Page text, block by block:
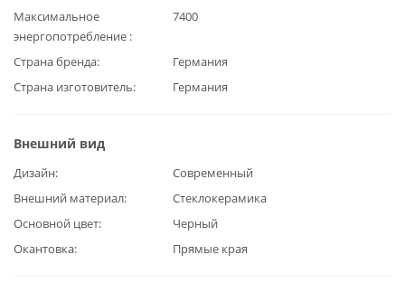
Максимальное
энергопотребление
7400
Страна бренда
Германия
Страна изготовитель
Германия
Внешний вид
Дизайн
Современный
Внешний материал
Стеклокерамика
Основной цвет
Черный
Окантовка
Прямые края